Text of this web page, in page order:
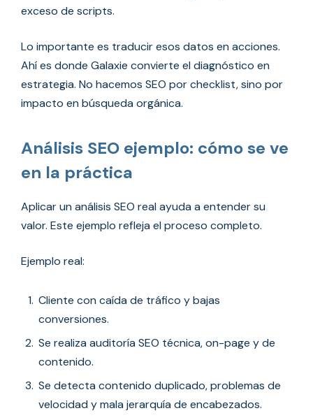
exceso de scripts.
Lo importante es traducir esos datos en acciones.
Ahí es donde Galaxie convierte el diagnóstico en
estrategia. No hacemos SEO por checklist, sino por
impacto en búsqueda orgánica.
Análisis SEO ejemplo: cómo se ve
en la práctica
Aplicar un análisis SEO real ayuda a entender su
valor. Este ejemplo refleja el proceso completo.
Ejemplo real:
Cliente con caída de tráfico y bajas
conversiones.
Se realiza auditoría SEO técnica, on-page y de
contenido.
Se detecta contenido duplicado, problemas de
velocidad y mala jerarquía de encabezados.